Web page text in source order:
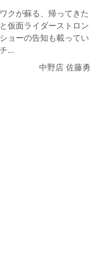
クが蘇る、帰ってきた
仮面ライダーストロン
ョーの告知も載ってい
...
中野店 佐藤勇